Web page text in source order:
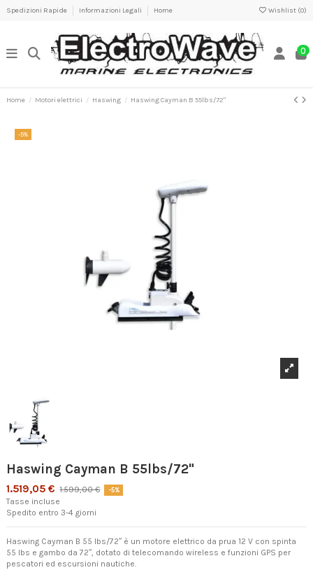
Spedizioni Rapide Informazioni Legali Home Wishlist (0)
0
Home Motori elettrici Haswing Haswing Cayman B 55lbs/72"
-5%
Haswing Cayman B 55lbs/72"
1.519,05 € 1.599,00 € -5%
Tasse incluse
Spedito entro 3-4 giorni
Haswing Cayman B 55 lbs/72″ è un motore elettrico da prua 12 V con spinta
55 lbs e gambo da 72″, dotato di telecomando wireless e funzioni GPS per
pescatori ed escursioni nautiche.